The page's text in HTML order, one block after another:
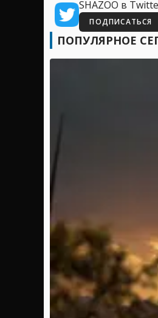
SHAZOO в
ПОДПИСАТЬСЯ
ПОПУЛЯРНОЕ